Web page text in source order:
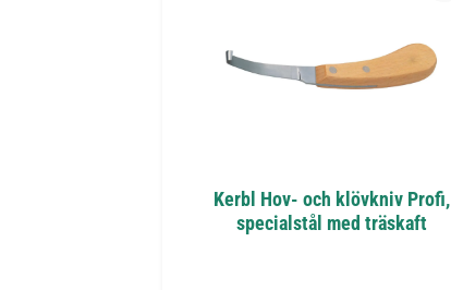
Kerbl Hov- och klövkniv Profi,
specialstål med träskaft